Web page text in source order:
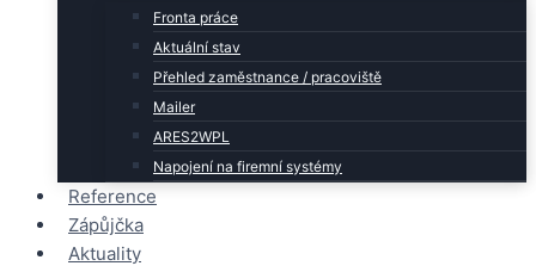
Fronta práce
Aktuální stav
Přehled zaměstnance / pracoviště
Mailer
ARES2WPL
Napojení na firemní systémy
Reference
Zápůjčka
Aktuality